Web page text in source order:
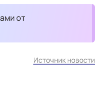
от
Источник новости